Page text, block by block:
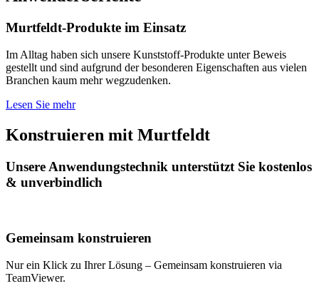
Murtfeldt-Produkte im Einsatz
Im Alltag haben sich unsere Kunststoff-Produkte unter Beweis
gestellt und sind aufgrund der besonderen Eigenschaften aus vielen
Branchen kaum mehr wegzudenken.
Lesen Sie mehr
Konstruieren mit Murtfeldt
Unsere Anwendungstechnik unterstützt Sie kostenlos
& unverbindlich
Gemeinsam konstruieren
Nur ein Klick zu Ihrer Lösung – Gemeinsam konstruieren via
TeamViewer.